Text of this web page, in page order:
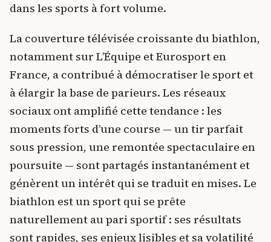
dans les sports à fort volume.
La couverture télévisée croissante du biathlon,
notamment sur L’Équipe et Eurosport en
France, a contribué à démocratiser le sport et
à élargir la base de parieurs. Les réseaux
sociaux ont amplifié cette tendance : les
moments forts d’une course — un tir parfait
sous pression, une remontée spectaculaire en
poursuite — sont partagés instantanément et
génèrent un intérêt qui se traduit en mises. Le
biathlon est un sport qui se prête
naturellement au pari sportif : ses résultats
sont rapides, ses enjeux lisibles et sa volatilité